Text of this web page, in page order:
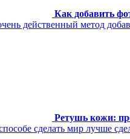
Как добавить
действенный метод
Ретушь кожи:
сделать мир лучше